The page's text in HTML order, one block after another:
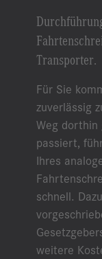
Transporter.
Für Sie
zuverlässig
Weg dorthin
passiert,
Ihres
schnell.
weitere